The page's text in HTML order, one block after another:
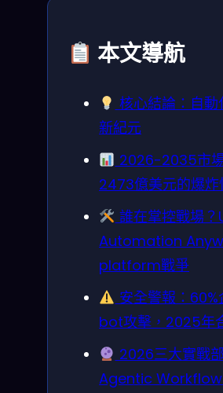
本文導航
核心結論：自
新紀元
2026-2035市
2473億美元的爆炸
誰在掌控戰場
Automation
platform戰爭
安全警報：
bot攻擊，2025年
2026三大實戰
Agentic Workflow